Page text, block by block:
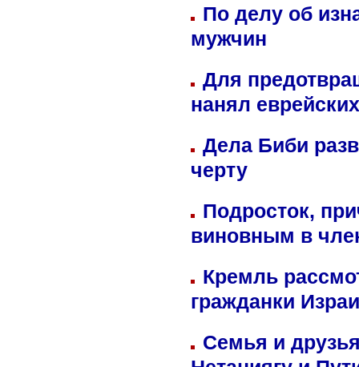
По делу об
мужчин
Для
нанял
Дела Биби
черту
Подросток,
виновным в
Кремль
гражданки
Семья и